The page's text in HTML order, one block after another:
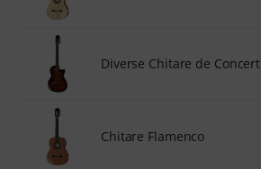
Diverse Chitare de Concert
Chitare Flamenco